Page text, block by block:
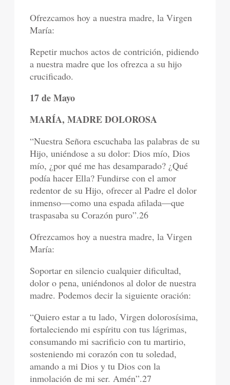
Ofrezcamos hoy a nuestra madre, la Virgen
María:
Repetir muchos actos de contrición, pidiendo
a nuestra madre que los ofrezca a su hijo
crucificado.
17 de Mayo
MARÍA, MADRE DOLOROSA
“Nuestra Señora escuchaba las palabras de su
Hijo, uniéndose a su dolor: Dios mío, Dios
mío, ¿por qué me has desamparado? ¿Qué
podía hacer Ella? Fundirse con el amor
redentor de su Hijo, ofrecer al Padre el dolor
inmenso—como una espada afilada—que
traspasaba su Corazón puro”.26
Ofrezcamos hoy a nuestra madre, la Virgen
María:
Soportar en silencio cualquier dificultad,
dolor o pena, uniéndonos al dolor de nuestra
madre. Podemos decir la siguiente oración:
“Quiero estar a tu lado, Virgen dolorosísima,
fortaleciendo mi espíritu con tus lágrimas,
consumando mi sacrificio con tu martirio,
sosteniendo mi corazón con tu soledad,
amando a mi Dios y tu Dios con la
inmolación de mi ser. Amén”.27